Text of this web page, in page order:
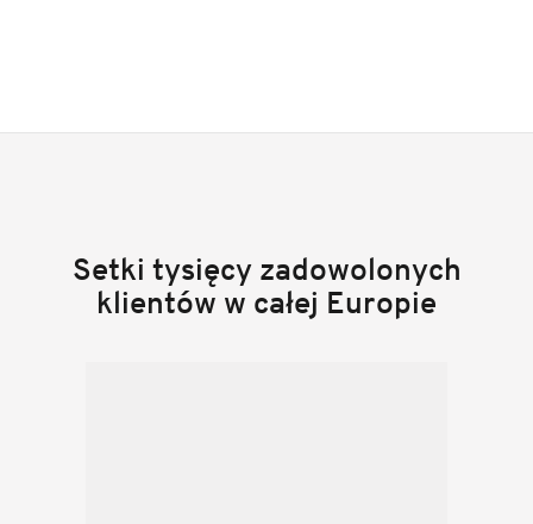
Setki tysięcy zadowolonych
klientów w całej Europie